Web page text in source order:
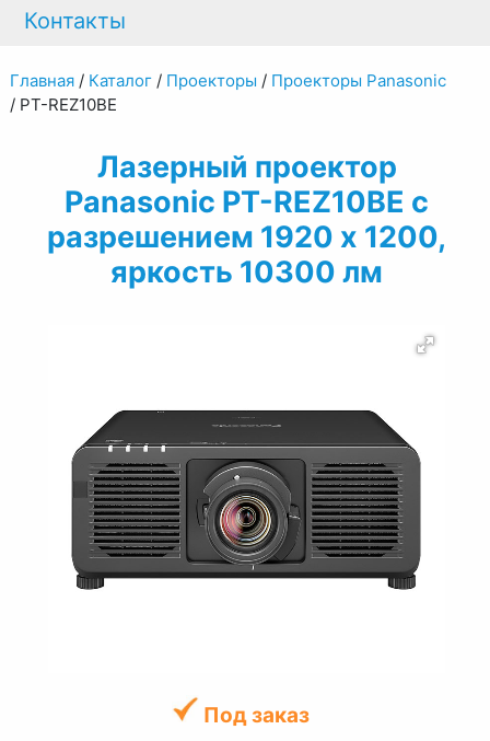
Контакты
Главная/ Каталог/ Проекторы / Проекторы Panasonic
/ PT-REZ10BE
Лазерный проектор
Panasonic PT-REZ10BE с
разрешением 1920 x 1200,
яркость 10300 лм
Под заказ